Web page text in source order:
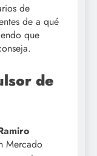
de
de a qué
que
de
Mercado